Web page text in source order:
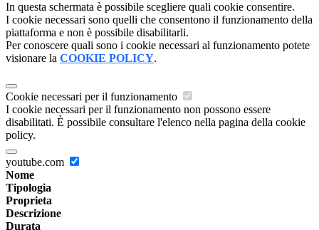
In questa schermata è possibile scegliere quali cookie consentire.
I cookie necessari sono quelli che consentono il funzionamento della
piattaforma e non è possibile disabilitarli.
Per conoscere quali sono i cookie necessari al funzionamento potete
visionare la COOKIE POLICY.
Cookie necessari per il funzionamento
I cookie necessari per il funzionamento non possono essere
disabilitati. È possibile consultare l'elenco nella pagina della cookie
policy.
youtube.com
Nome
Tipologia
Proprieta
Descrizione
Durata